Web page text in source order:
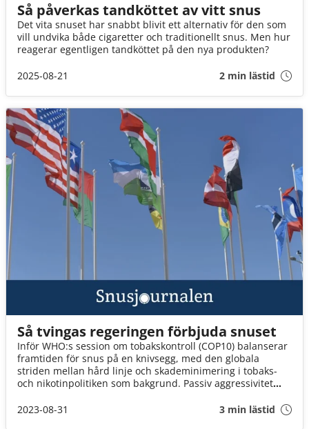
Så påverkas tandköttet av vitt snus
Det vita snuset har snabbt blivit ett alternativ för den som
vill undvika både cigaretter och traditionellt snus. Men hur
reagerar egentligen tandköttet på den nya produkten?
2025-08-21
2 min lästid
Så tvingas regeringen förbjuda snuset
Inför WHO:s session om tobakskontroll (COP10) balanserar
framtiden för snus på en knivsegg, med den globala
striden mellan hård linje och skademinimering i tobaks-
och nikotinpolitiken som bakgrund. Passiv aggressivitet
snuset.
2023-08-31 3 min lästid